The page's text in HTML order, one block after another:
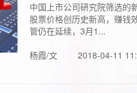
中国上市公司研究院筛选的
股票价格创历史新高，赚钱
管仍在延续，3月1...
杨霞/文
2018-04-11